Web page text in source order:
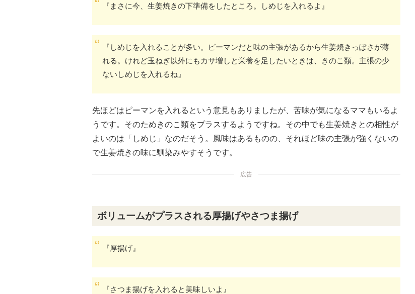
『まさに今、生姜焼きの下準備をしたところ。しめじを入れるよ』
『しめじを入れることが多い。ピーマンだと味の主張があるから生姜焼きっぽさが薄
れる。けれど玉ねぎ以外にもカサ増しと栄養を足したいときは、きのこ類。主張の少
ないしめじを入れるね』
先ほどはピーマンを入れるという意見もありましたが、苦味が気になるママもいるよ
うです。そのためきのこ類をプラスするようですね。その中でも生姜焼きとの相性が
よいのは「しめじ」なのだそう。風味はあるものの、それほど味の主張が強くないの
で生姜焼きの味に馴染みやすそうです。
広告
ボリュームがプラスされる厚揚げやさつま揚げ
『厚揚げ』
『さつま揚げを入れると美味しいよ』